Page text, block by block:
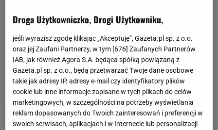
Aryna Sabalenkaw niedzielę z małymi problemami
Droga Użytkowniczko, Drogi Użytkowniku,
jeśli wyrazisz zgodę klikając „Akceptuję”, Gazeta.pl sp. z o.o.
oraz jej Zaufani Partnerzy, w tym [676] Zaufanych Partnerów
IAB, jak również Agora S.A. będąca spółką powiązaną z
Gazeta.pl sp. z o.o., będą przetwarzać Twoje dane osobowe
takie jak adresy IP, adresy e-mail czy identyfikatory plików
cookie lub inne informacje zapisane w tych plikach do celów
marketingowych, w szczególności na potrzeby wyświetlania
reklam dopasowanych do Twoich zainteresowań i preferencji w
swoich serwisach, aplikacjach i w Internecie lub personalizacji